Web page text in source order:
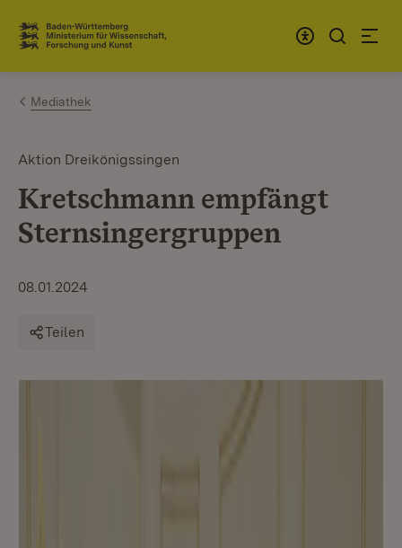
Zum Inhalt springen
Link zur Startseite
Mediathek
Aktion Dreikönigssingen
Kretschmann empfängt
Sternsingergruppen
08.01.2024
Teilen